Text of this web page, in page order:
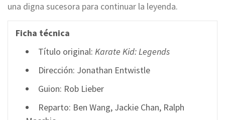
una digna sucesora para continuar la leyenda.
Ficha técnica
Título original: Karate Kid: Legends
Dirección: Jonathan Entwistle
Guion: Rob Lieber
Reparto: Ben Wang, Jackie Chan, Ralph